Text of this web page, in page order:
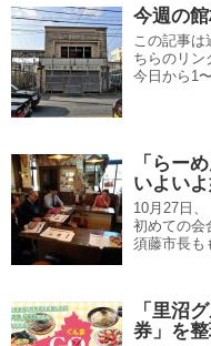
今週の
この記事は
ちらのリン
今日から1
「らー
いよい
10月27日
初めての会
須藤市長も
「里沼
券」を